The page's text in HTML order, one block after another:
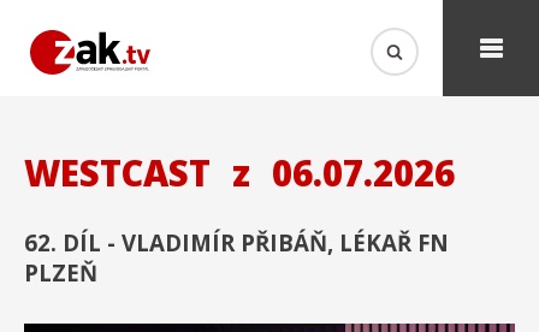
WESTCAST z 06.07.2026
62. DÍL - VLADIMÍR PŘIBÁŇ, LÉKAŘ FN
PLZEŇ